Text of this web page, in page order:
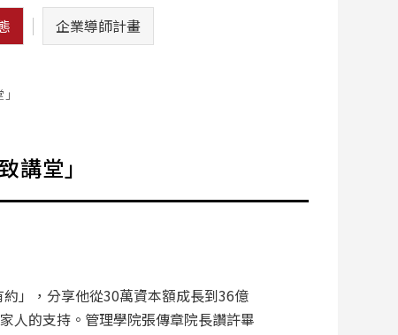
企業導師計畫
講堂」
」，分享他從30萬資本額成長到36億
人的支持。管理學院張傳章院長讚許畢